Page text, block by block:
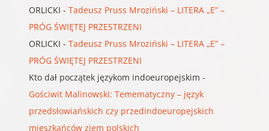
ORLICKI - Tadeusz Pruss Mroziński – LITERA „E” –
PRÓG ŚWIĘTEJ PRZESTRZENI
ORLICKI - Tadeusz Pruss Mroziński – LITERA „E” –
PRÓG ŚWIĘTEJ PRZESTRZENI
Kto dał początek językom indoeuropejskim -
Gościwit Malinowski: Temematyczny – język
przedsłowiańskich czy przedindoeuropejskich
mieszkańców ziem polskich